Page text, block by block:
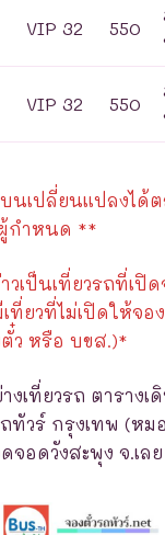
VIP 32 550
VIP 32 550
นเปลี่ยนแปลงได้
กำหนด **
วเป็นเที่ยวรถที่เปิ
ที่ยวที่ไม่เปิดให้จ
ว หรือ บขส.)*
เที่ยวรถ ตารางเ
ทัวร์ กรุงเทพ (หม
จอดวังสะพุง จ.เล